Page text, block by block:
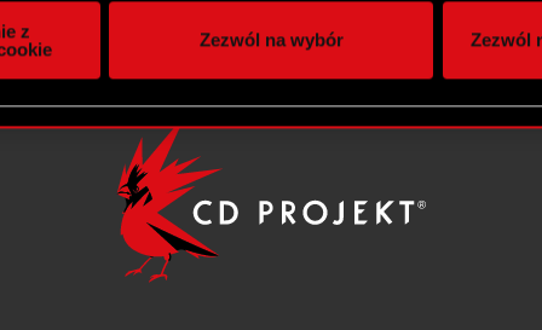
i analitycznym. Partnerzy mogą połączyć te informacje
podczas korzystania z ich usług. Kontynuując
cookie.
z
Zezwól na wybór Zezwól